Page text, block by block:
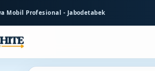
Mobil Profesional - Jabodetabek